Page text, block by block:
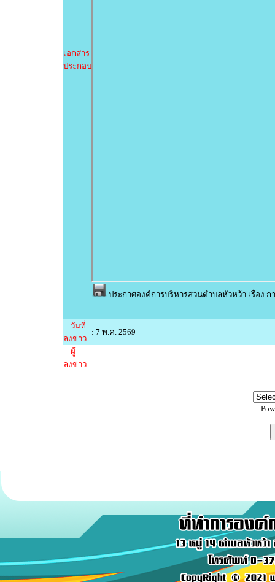
เอกสาร
ประกอบ
ประกาศองค์การบริหารส่วนตำบลหัวหว้า เรื่อ
วันที่
ลงข่าว
: 7 พ.ค. 2569
ผู้
ลงข่าว
: